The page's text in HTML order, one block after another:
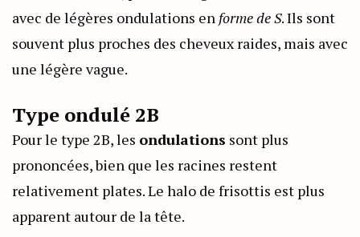
avec de légères ondulations en forme de S. Ils sont
souvent plus proches des cheveux raides, mais avec
une légère vague.
Type ondulé 2B
Pour le type 2B, les ondulations sont plus
prononcées, bien que les racines restent
relativement plates. Le halo de frisottis est plus
apparent autour de la tête.